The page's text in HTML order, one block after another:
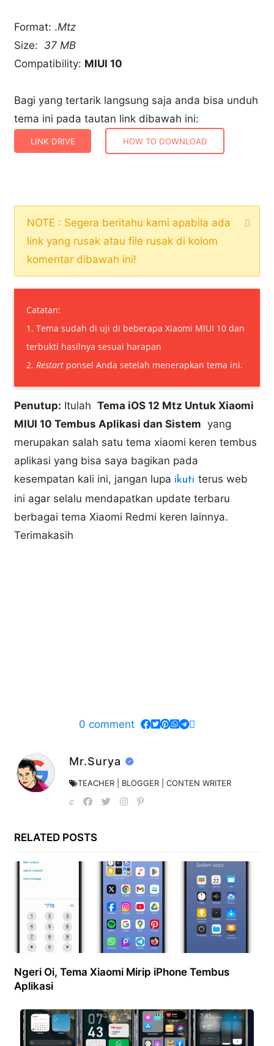
Format: .Mtz
Size: 37 MB
Compatibility: MIUI 10
Bagi yang tertarik langsung saja anda bisa unduh
tema ini pada tautan link dibawah ini:
LINK DRIVE HOW TO DOWNLOAD
NOTE : Segera beritahu kami apabila ada
link yang rusak atau file rusak di kolom
komentar dibawah ini!
Catatan:
1. Tema sudah di uji di beberapa Xiaomi MIUI 10 dan
terbukti hasilnya sesuai harapan
2.Restart ponsel Anda setelah menerapkan tema ini.
Penutup: ItulahTema iOS 12 Mtz Untuk Xiaomi
MIUI 10 Tembus Aplikasi dan Sistem yang
merupakan salah satu tema xiaomi keren tembus
aplikasi yang bisa saya bagikan pada
kesempatan kali ini, jangan lupa ikutiterus web
ini agar selalu mendapatkan update terbaru
berbagai tema Xiaomi Redmi keren lainnya.
Terimakasih
0 comment
Mr.Surya
TEACHER | BLOGGER | CONTEN WRITER
RELATED POSTS
Ngeri Oi, Tema Xiaomi Mirip iPhone Tembus
Aplikasi